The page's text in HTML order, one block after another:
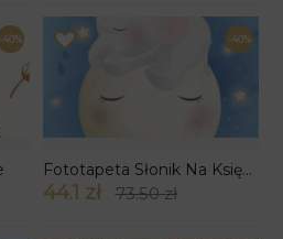
-40% -40%
Fototapeta Słonik Na Księżycu
44.1 zł 73.50 zł